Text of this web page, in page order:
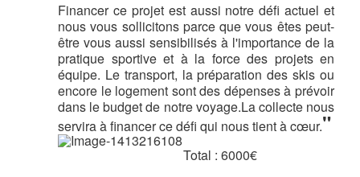
Financer ce projet est aussi notre défi actuel et
nous vous sollicitons parce que vous êtes peut-
être vous aussi sensibilisés à l'importance de la
pratique sportive et à la force des projets en
équipe. Le transport, la préparation des skis ou
encore le logement sont des dépenses à prévoir
dans le budget de notre voyage.La collecte nous
servira à financer ce défi qui nous tient à cœur."
Total : 6000€